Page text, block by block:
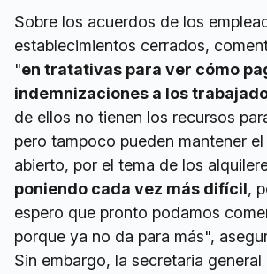
Sobre los acuerdos de los
establecimientos cerrados,
"en tratativas para ver cómo
indemnizaciones a los
de ellos no tienen los recursos
pero tampoco pueden mantener
abierto, por el tema de los
poniendo cada vez más difícil,
espero que pronto podamos
porque ya no da para más",
Sin embargo, la secretaria general